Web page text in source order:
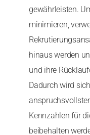
gewährleisten.
minimieren,
hinaus werden
und ihre
Dadurch wird
Kennzahlen für
beibehalten